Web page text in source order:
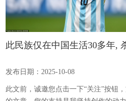
此民族仅在中国生活30多年,
发布日期：2025-10-08
此文前，诚邀您点击一下“关注”按钮